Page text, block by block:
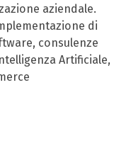
aziendale.
di
consulenze
Artificiale,